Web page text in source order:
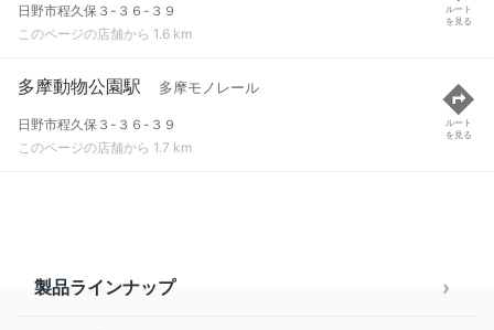
日野市程久保３-３６-３９
このページの店舗から 1.6 km
ルート
を見る
多摩動物公園駅 多摩モノレール
日野市程久保３-３６-３９
このページの店舗から 1.7 km
ルート
を見る
製品ラインナップ